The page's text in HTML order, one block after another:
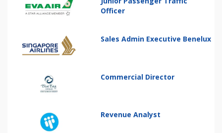
Officer
Sales Admin Executive Benelux
Commercial Director
Revenue Analyst